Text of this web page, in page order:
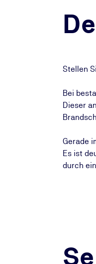
Stellen
Bei
Dieser
Gerade
Es ist
durch